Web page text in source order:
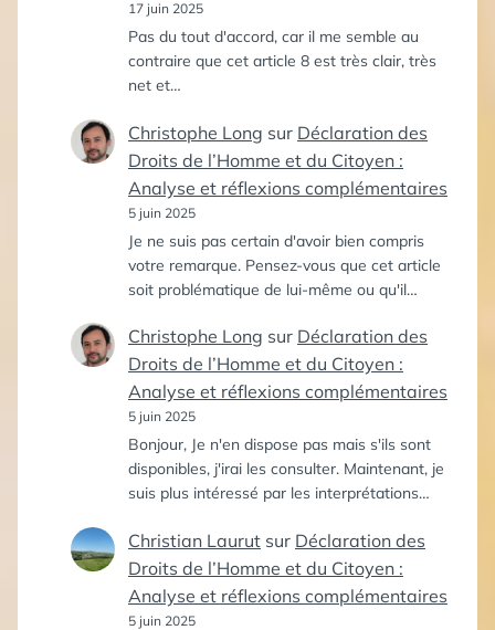
17 juin 2025
Pas du tout d'accord, car il me semble au
contraire que cet article 8 est très clair, très
net et…
Christophe Long sur Déclaration des
Droits de l’Homme et du Citoyen :
Analyse et réflexions complémentaires
5 juin 2025
Je ne suis pas certain d'avoir bien compris
votre remarque. Pensez-vous que cet article
soit problématique de lui-même ou qu'il…
Christophe Long sur Déclaration des
Droits de l’Homme et du Citoyen :
Analyse et réflexions complémentaires
5 juin 2025
Bonjour, Je n'en dispose pas mais s'ils sont
disponibles, j'irai les consulter. Maintenant, je
suis plus intéressé par les interprétations…
Christian Laurut sur Déclaration des
Droits de l’Homme et du Citoyen :
Analyse et réflexions complémentaires
5 juin 2025